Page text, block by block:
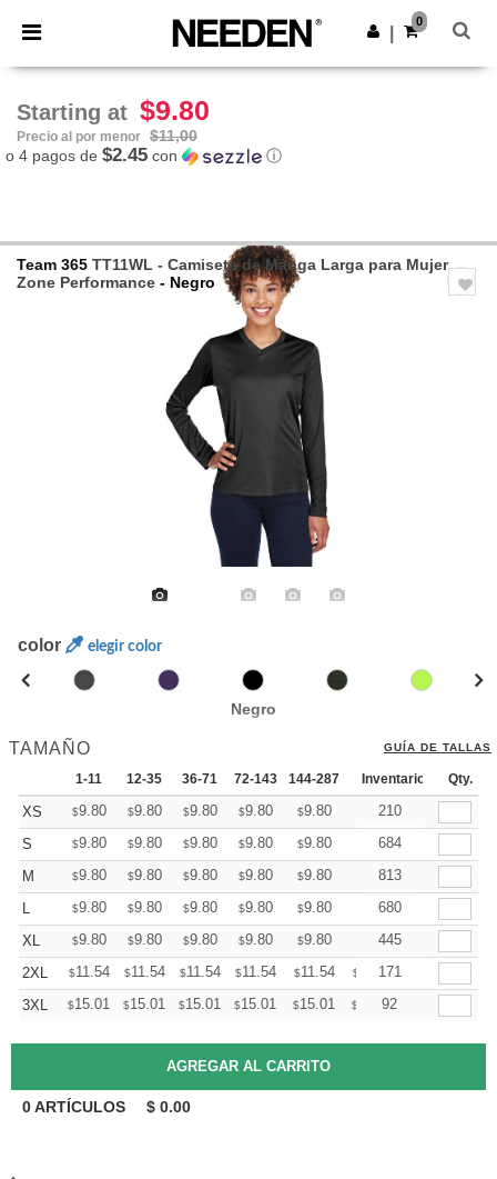
× App de Needen
¡Mejores precios en app!
Descargar app
0
Starting at $9.80
Precio al por menor $11,00
o 4 pagos de $2.45 con ⓘ
Team 365 TT11WL - Camiseta de Manga Larga para Mujer
Zone Performance - Negro
color elegir color
Negro
TAMAÑO GUÍA DE TALLAS
1-11 12-35 36-71 72-143 144-287 288 + Mas
Inventario Qty.
XS $9.80 $9.80 $9.80 $9.80 $9.80 9.80210
S
$9.80 $9.80 $9.80 $9.80 $9.80 9.80684
M
$9.80 $9.80 $9.80 $9.80 $9.80 9.80813
L
$9.80 $9.80 $9.80 $9.80 $9.80 9.80680
XL
$9.80 $9.80 $9.80 $9.80 $9.80 9.80445
2XL
$11.54 $11.54 $11.54 $11.54 $11.54 $ 11.54
171
3XL
$15.01 $15.01 $15.01 $15.01 $15.01 $ 15.01
92
0ARTÍCULOS $ 0.00